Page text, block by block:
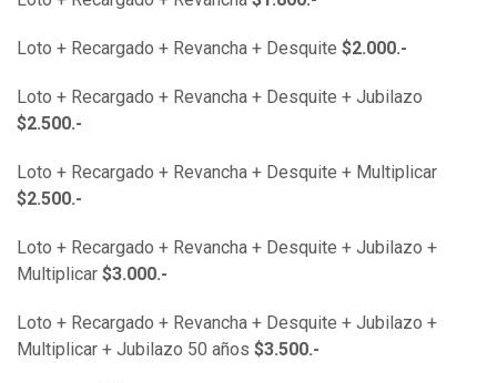
Loto + Recargado + Revancha + Desquite $2.000.-
Loto + Recargado + Revancha + Desquite + Jubilazo
$2.500.-
Loto + Recargado + Revancha + Desquite + Multiplicar
$2.500.-
Loto + Recargado + Revancha + Desquite + Jubilazo +
Multiplicar $3.000.-
Loto + Recargado + Revancha + Desquite + Jubilazo +
Multiplicar + Jubilazo 50 años $3.500.-